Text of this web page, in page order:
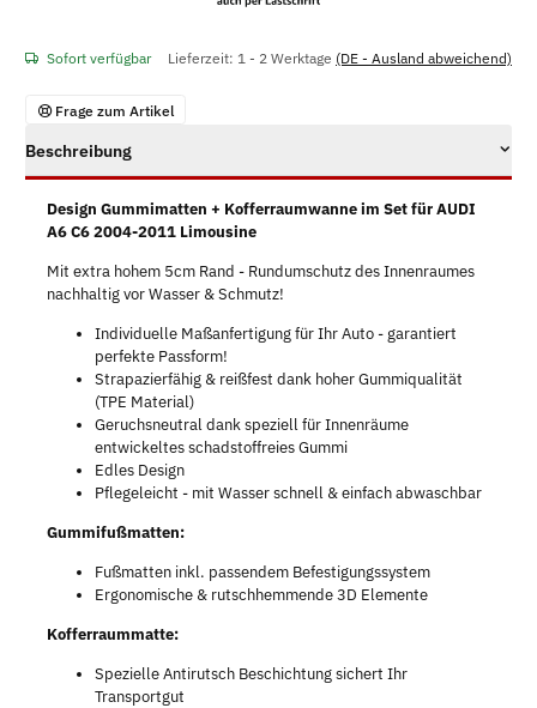
Sofort verfügbar Lieferzeit: 1 - 2 Werktage (DE - Ausland abweichend)
Frage zum Artikel
Beschreibung
Design Gummimatten + Kofferraumwanne im Set für AUDI
A6 C6 2004-2011 Limousine
Mit extra hohem 5cm Rand - Rundumschutz des Innenraumes
nachhaltig vor Wasser & Schmutz!
Individuelle Maßanfertigung für Ihr Auto - garantiert
perfekte Passform!
Strapazierfähig & reißfest dank hoher Gummiqualität
(TPE Material)
Geruchsneutral dank speziell für Innenräume
entwickeltes schadstoffreies Gummi
Edles Design
Pflegeleicht - mit Wasser schnell & einfach abwaschbar
Gummifußmatten:
Fußmatten inkl. passendem Befestigungssystem
Ergonomische & rutschhemmende 3D Elemente
Kofferraummatte:
Spezielle Antirutsch Beschichtung sichert Ihr
Transportgut